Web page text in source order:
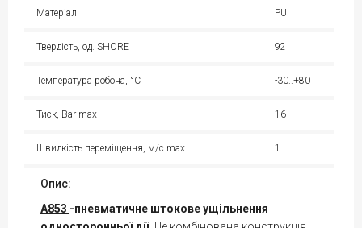
Матеріал PU
Твердість, од. SHORE 92
Температура робоча, °С -30..+80
Тиск, Bar max 16
Швидкість переміщення, м/с max 1
Опис:
A853 -пневматичне штокове ущільнення